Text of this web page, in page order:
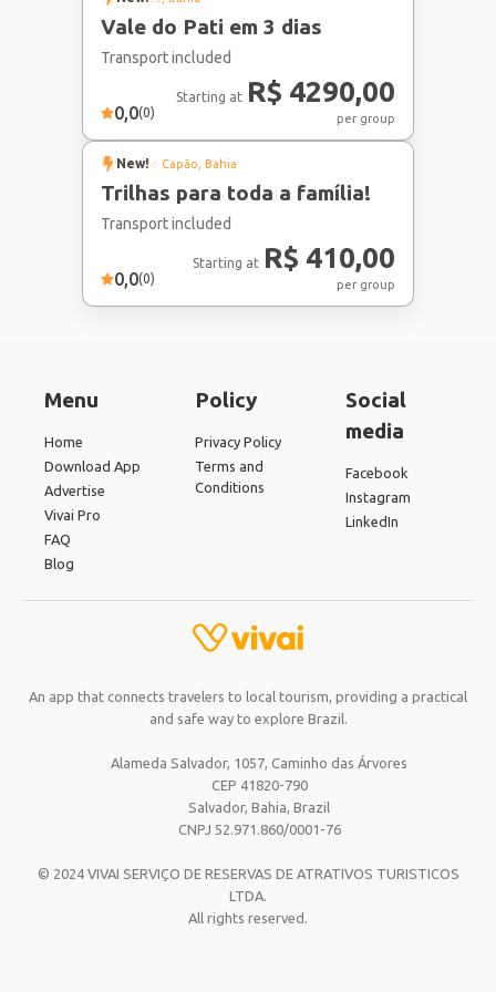
Vale do Pati em 3 dias
Transport included
0,0(0)
Starting at R$ 4290,00
per group
New!
Vale do Capão , Bahia
Trilhas para toda a família!
Transport included
0,0(0)
Starting at R$ 410,00
per group
Menu
Home
Download App
Advertise
Vivai Pro
FAQ
Blog
Policy
Privacy Policy
Terms and
Conditions
Social
media
Facebook
Instagram
LinkedIn
An app that connects travelers to local tourism, providing a practical
and safe way to explore Brazil.
Alameda Salvador, 1057, Caminho das Árvores
CEP 41820-790
Salvador, Bahia, Brazil
CNPJ 52.971.860/0001-76
© 2024 VIVAI SERVIÇO DE RESERVAS DE ATRATIVOS TURISTICOS
LTDA.
All rights reserved.